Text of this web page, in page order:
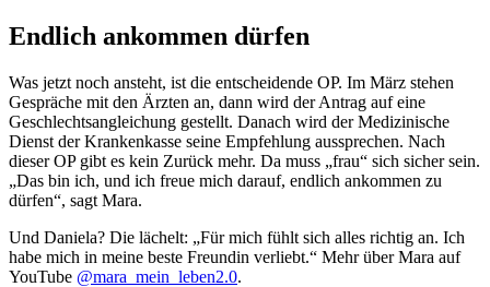
Endlich ankommen dürfen
Was jetzt noch ansteht, ist die entscheidende OP. Im März stehen
Gespräche mit den Ärzten an, dann wird der Antrag auf eine
Geschlechtsangleichung gestellt. Danach wird der Medizinische
Dienst der Krankenkasse seine Empfehlung aussprechen. Nach
dieser OP gibt es kein Zurück mehr. Da muss „frau“ sich sicher sein.
„Das bin ich, und ich freue mich darauf, endlich ankommen zu
dürfen“, sagt Mara.
Und Daniela? Die lächelt: „Für mich fühlt sich alles richtig an. Ich
habe mich in meine beste Freundin verliebt.“ Mehr über Mara auf
YouTube @mara_mein_leben2.0.